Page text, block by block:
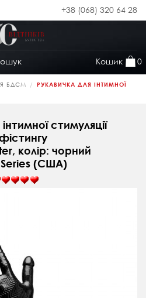
+38 (068) 320 64 28
Кошик 0
БДСМ
РУКАВИЧКА ДЛЯ ІНТИМНОЇ
стимуляції
колір: чорний
(США)